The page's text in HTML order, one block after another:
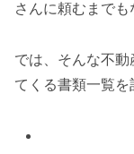
さんに頼むまでも
では、そんな不
てくる書類一覧を